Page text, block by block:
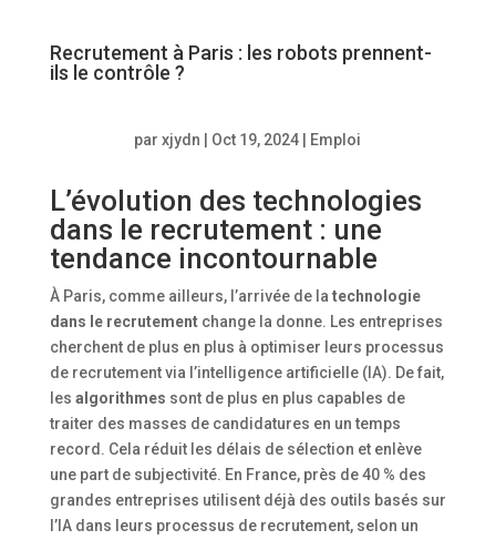
Recrutement à Paris : les robots prennent-
ils le contrôle ?
parxjydn | Oct 19, 2024 | Emploi
L’évolution des technologies
dans le recrutement : une
tendance incontournable
À Paris, comme ailleurs, l’arrivée de la technologie
dans le recrutementchange la donne. Les entreprises
cherchent de plus en plus à optimiser leurs processus
de recrutement via l’intelligence artificielle (IA). De fait,
les algorithmes sont de plus en plus capables de
traiter des masses de candidatures en un temps
record. Cela réduit les délais de sélection et enlève
une part de subjectivité. En France, près de 40 % des
grandes entreprises utilisent déjà des outils basés sur
l’IA dans leurs processus de recrutement, selon un